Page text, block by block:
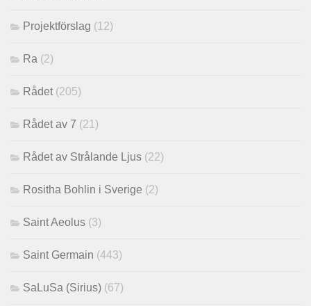
Projektförslag (12)
Ra (2)
Rådet (205)
Rådet av 7 (21)
Rådet av Strålande Ljus (22)
Rositha Bohlin i Sverige (2)
Saint Aeolus (3)
Saint Germain (443)
SaLuSa (Sirius) (67)